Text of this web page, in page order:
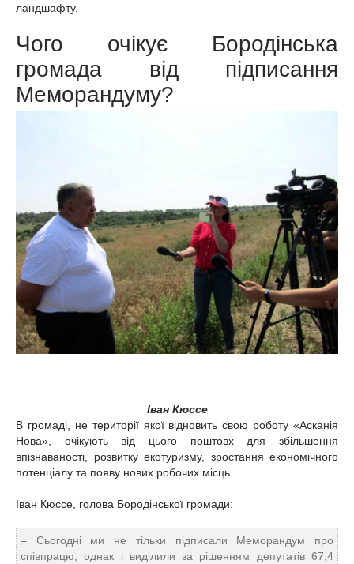
ландшафту.
Чого очікує Бородінська
громада від підписання
Меморандуму?
Іван Кюссе
В громаді, не території якої відновить свою роботу «Асканія
Нова», очікують від цього поштовх для збільшення
впізнаваності, розвитку екотуризму, зростання економічного
потенціалу та появу нових робочих місць.
Іван Кюссе, голова Бородінської громади:
– Сьогодні ми не тільки підписали Меморандум про
співпрацю, однак і виділили за рішенням депутатів 67,4